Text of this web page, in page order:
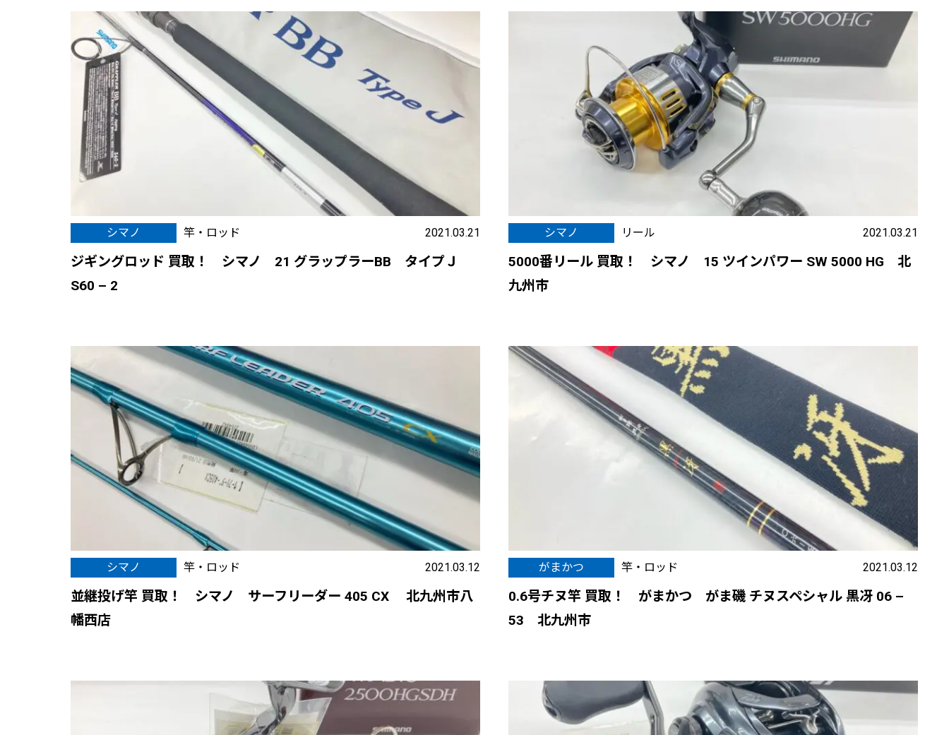
シマノ 竿・ロッド 2021.03.21
ジギングロッド 買取！ シマノ 21 グラップラーBB タイプＪ
S60 – 2
シマノ リール 2021.03.21
5000番リール 買取！ シマノ 15 ツインパワー SW 5000 HG 北
九州市
シマノ 竿・ロッド 2021.03.12
並継投げ竿 買取！ シマノ サーフリーダー 405 CX 北九州市八
幡西店
がまかつ 竿・ロッド 2021.03.12
0.6号チヌ竿 買取！ がまかつ がま磯 チヌスペシャル 黒冴 06 –
53 北九州市